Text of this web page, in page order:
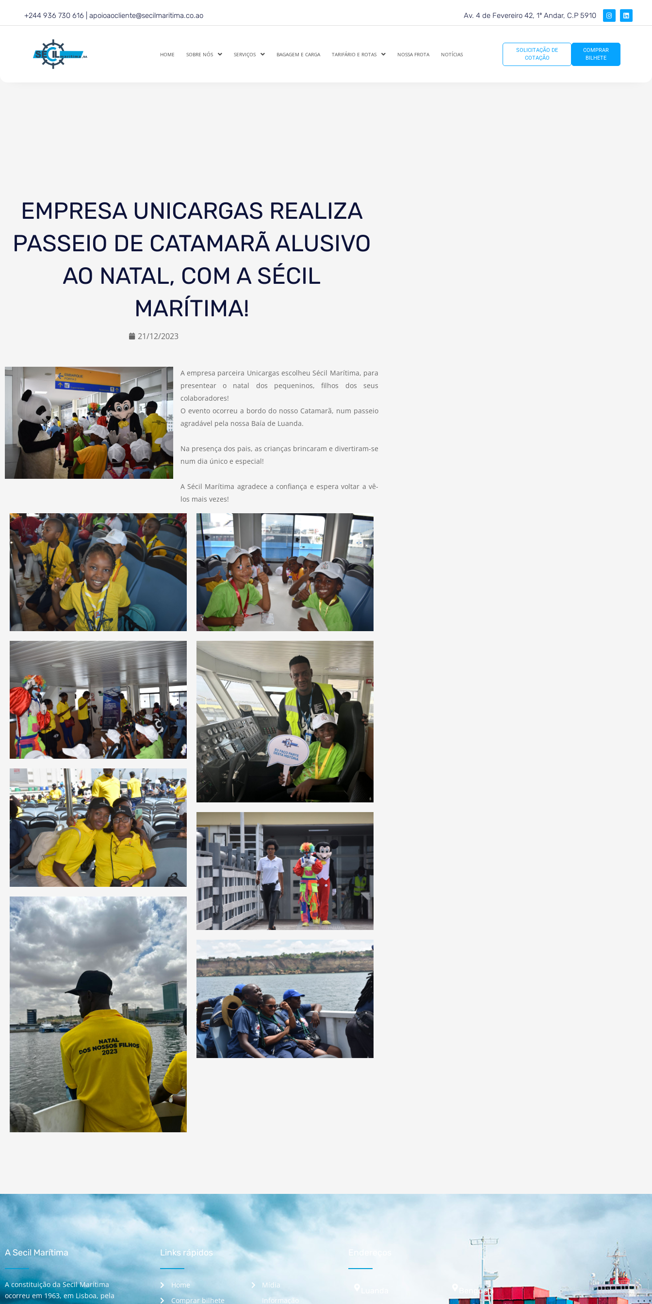
+244 936 730 616 | apoioaocliente@secilmaritima.co.ao Av. 4 de Fevereiro 42, 1º Andar, C.P 5910 I
n
s
g
r
L
i
n
HOME SOBRE NÓS SERVIÇOS BAGAGEM E CARGA TARIFÁRIO E ROTAS NOSSA FROTA NOTÍCIAS
SOLICITAÇÃO DE
COTAÇÃO
COMPRAR
BILHETE
EMPRESA UNICARGAS REALIZA
PASSEIO DE CATAMARÃ ALUSIVO
AO NATAL, COM A SÉCIL
MARÍTIMA!
21/12/2023
A empresa parceira Unicargas escolheu Sécil Marítima, para
presentear o natal dos pequeninos, filhos dos seus
colaboradores!
O evento ocorreu a bordo do nosso Catamarã, num passeio
agradável pela nossa Baía de Luanda.
Na presença dos pais, as crianças brincaram e divertiram-se
num dia único e especial!
A Sécil Marítima agradece a confiança e espera voltar a vê-
los mais vezes!
A Secil Marítima
A constituição da Secil Marítima
ocorreu em 1963, em Lisboa, pela
Links rápidos
Home
Comprar bilhete
Mídia
Informação
Benguela